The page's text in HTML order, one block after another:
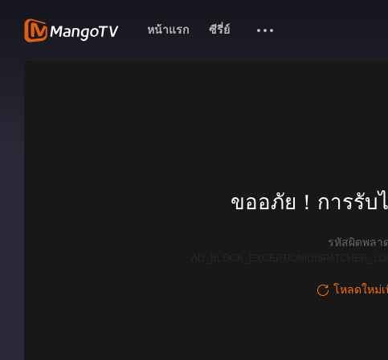
หน้าแรก ซีรี่ย์
ขออภัย！การรับ
รหัสผิดพลา
โหลดใหม่